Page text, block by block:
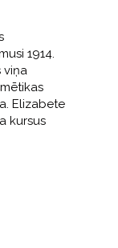
1914.
viņa
Elizabete
kursus